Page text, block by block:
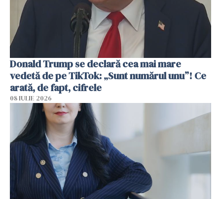
Donald Trump se declară cea mai mare
vedetă de pe TikTok: „Sunt numărul unu”! Ce
arată, de fapt, cifrele
08 IULIE 2026